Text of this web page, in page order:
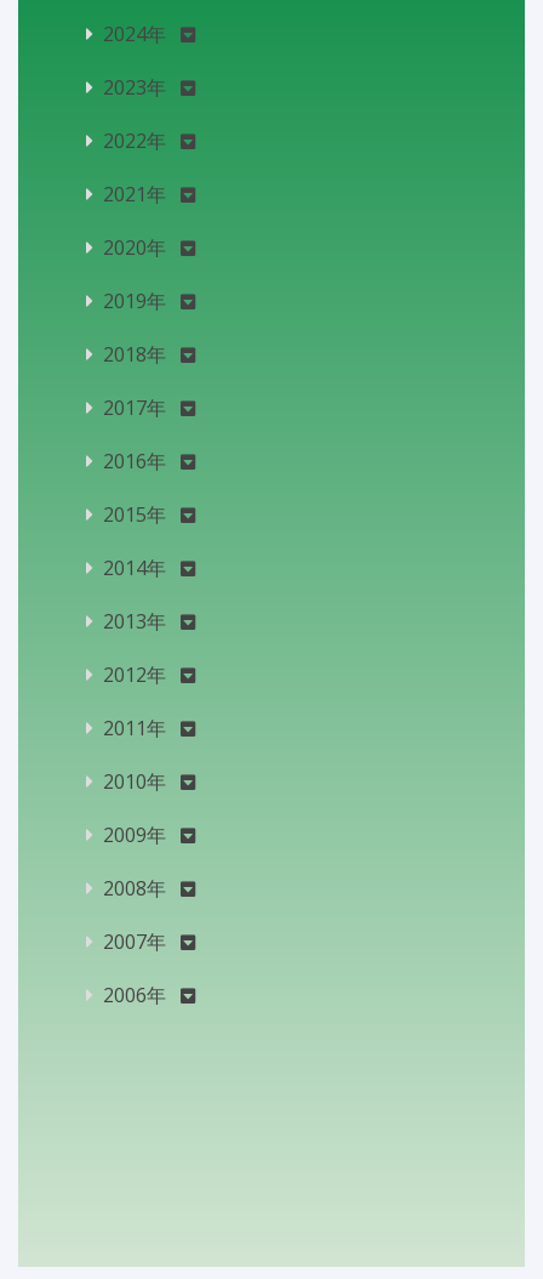
2024年
2023年
2022年
2021年
2020年
2019年
2018年
2017年
2016年
2015年
2014年
2013年
2012年
2011年
2010年
2009年
2008年
2007年
2006年